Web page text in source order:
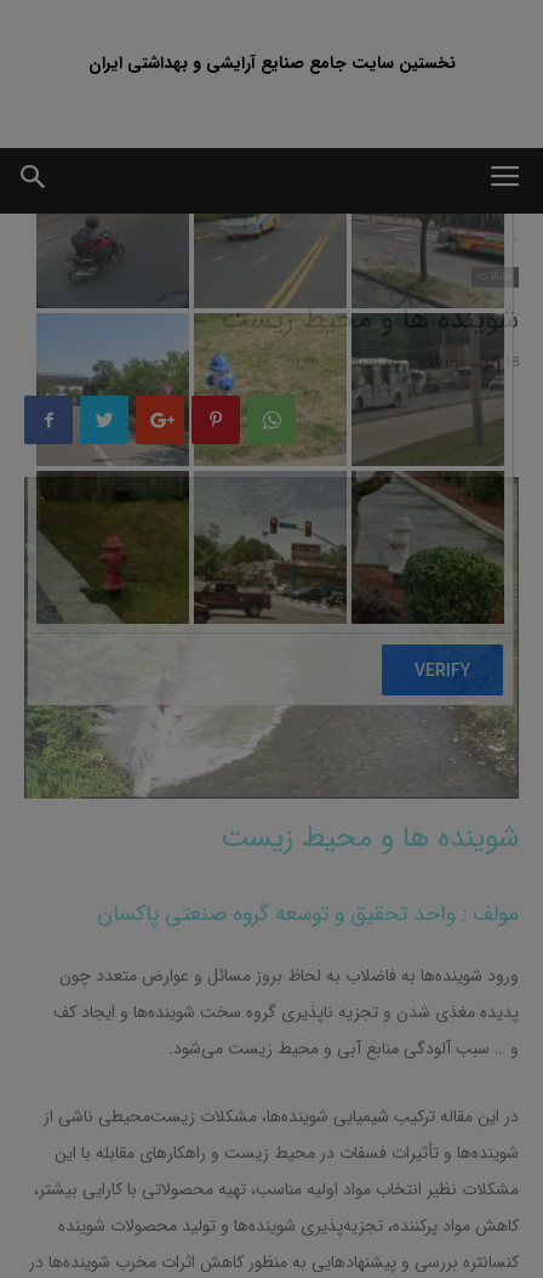
نخستین سایت جامع صنایع آرایشی و بهداشتی ایران
خانه مقالات
شوینده ها و محیط زیست
18 آگوست 2018 3030
شوینده ها و محیط زیست
مولف : واحد تحقیق و توسعه گروه صنعتی پاکسان
ورود شوینده‌ها به فاضلاب به لحاظ بروز مسائل و عوارض متعدد چون
پدیده مغذی شدن و تجزیه ناپذیری گروه سخت شوینده‌‌ها و ایجاد کف
و … سبب آلودگی منابع آبی و محیط زیست می‌شود.
در این مقاله ترکیب شیمیایی شوینده‌ها، مشکلات زیست‌محیطی ناشی از
شوینده‌ها و تأثیرات فسفات در محیط زیست و راهکارهای مقابله با این
مشکلات نظیر انتخاب مواد اولیه مناسب، تهیه محصولاتی با کارایی بیشتر،
کاهش مواد پرکننده، تجزیه‌پذیری شوینده‌ها و تولید محصولات شوینده
کنسانتره بررسی و پیشنهادهایی به منظور کاهش اثرات مخرب شوینده‌ها در